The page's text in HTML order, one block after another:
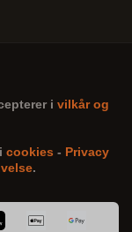
i vilkår og
cookies - Privacy
.